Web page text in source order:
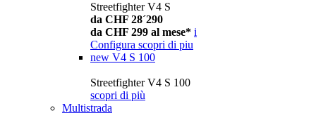
Streetfighter V4 S
da CHF 28´290
da CHF 299 al mese* i
Configura scopri di piu
new V4 S 100
Streetfighter V4 S 100
scopri di più
Multistrada